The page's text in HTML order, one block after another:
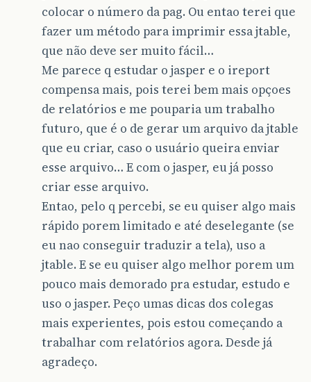
colocar o número da pag. Ou entao terei que
fazer um método para imprimir essa jtable,
que não deve ser muito fácil…
Me parece q estudar o jasper e o ireport
compensa mais, pois terei bem mais opçoes
de relatórios e me pouparia um trabalho
futuro, que é o de gerar um arquivo da jtable
que eu criar, caso o usuário queira enviar
esse arquivo… E com o jasper, eu já posso
criar esse arquivo.
Entao, pelo q percebi, se eu quiser algo mais
rápido porem limitado e até deselegante (se
eu nao conseguir traduzir a tela), uso a
jtable. E se eu quiser algo melhor porem um
pouco mais demorado pra estudar, estudo e
uso o jasper. Peço umas dicas dos colegas
mais experientes, pois estou começando a
trabalhar com relatórios agora. Desde já
agradeço.